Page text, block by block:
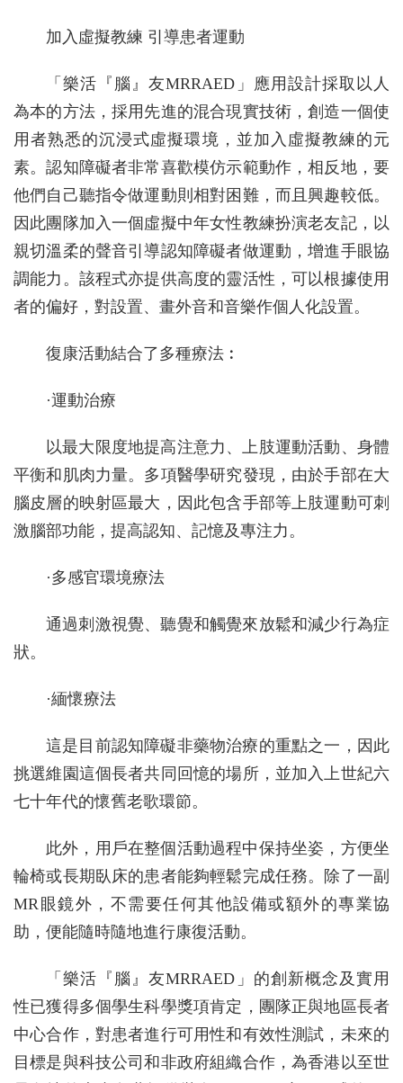
加入虛擬教練 引導患者運動
「樂活『腦』友MRRAED」應用設計採取以人
為本的方法，採用先進的混合現實技術，創造一個使
用者熟悉的沉浸式虛擬環境，並加入虛擬教練的元
素。認知障礙者非常喜歡模仿示範動作，相反地，要
他們自己聽指令做運動則相對困難，而且興趣較低。
因此團隊加入一個虛擬中年女性教練扮演老友記，以
親切溫柔的聲音引導認知障礙者做運動，增進手眼協
調能力。該程式亦提供高度的靈活性，可以根據使用
者的偏好，對設置、畫外音和音樂作個人化設置。
復康活動結合了多種療法︰
·運動治療
以最大限度地提高注意力、上肢運動活動、身體
平衡和肌肉力量。多項醫學研究發現，由於手部在大
腦皮層的映射區最大，因此包含手部等上肢運動可刺
激腦部功能，提高認知、記憶及專注力。
·多感官環境療法
通過刺激視覺、聽覺和觸覺來放鬆和減少行為症
狀。
·緬懷療法
這是目前認知障礙非藥物治療的重點之一，因此
挑選維園這個長者共同回憶的場所，並加入上世紀六
七十年代的懷舊老歌環節。
此外，用戶在整個活動過程中保持坐姿，方便坐
輪椅或長期臥床的患者能夠輕鬆完成任務。除了一副
MR眼鏡外，不需要任何其他設備或額外的專業協
助，便能隨時隨地進行康復活動。
「樂活『腦』友MRRAED」的創新概念及實用
性已獲得多個學生科學獎項肯定，團隊正與地區長者
中心合作，對患者進行可用性和有效性測試，未來的
目標是與科技公司和非政府組織合作，為香港以至世